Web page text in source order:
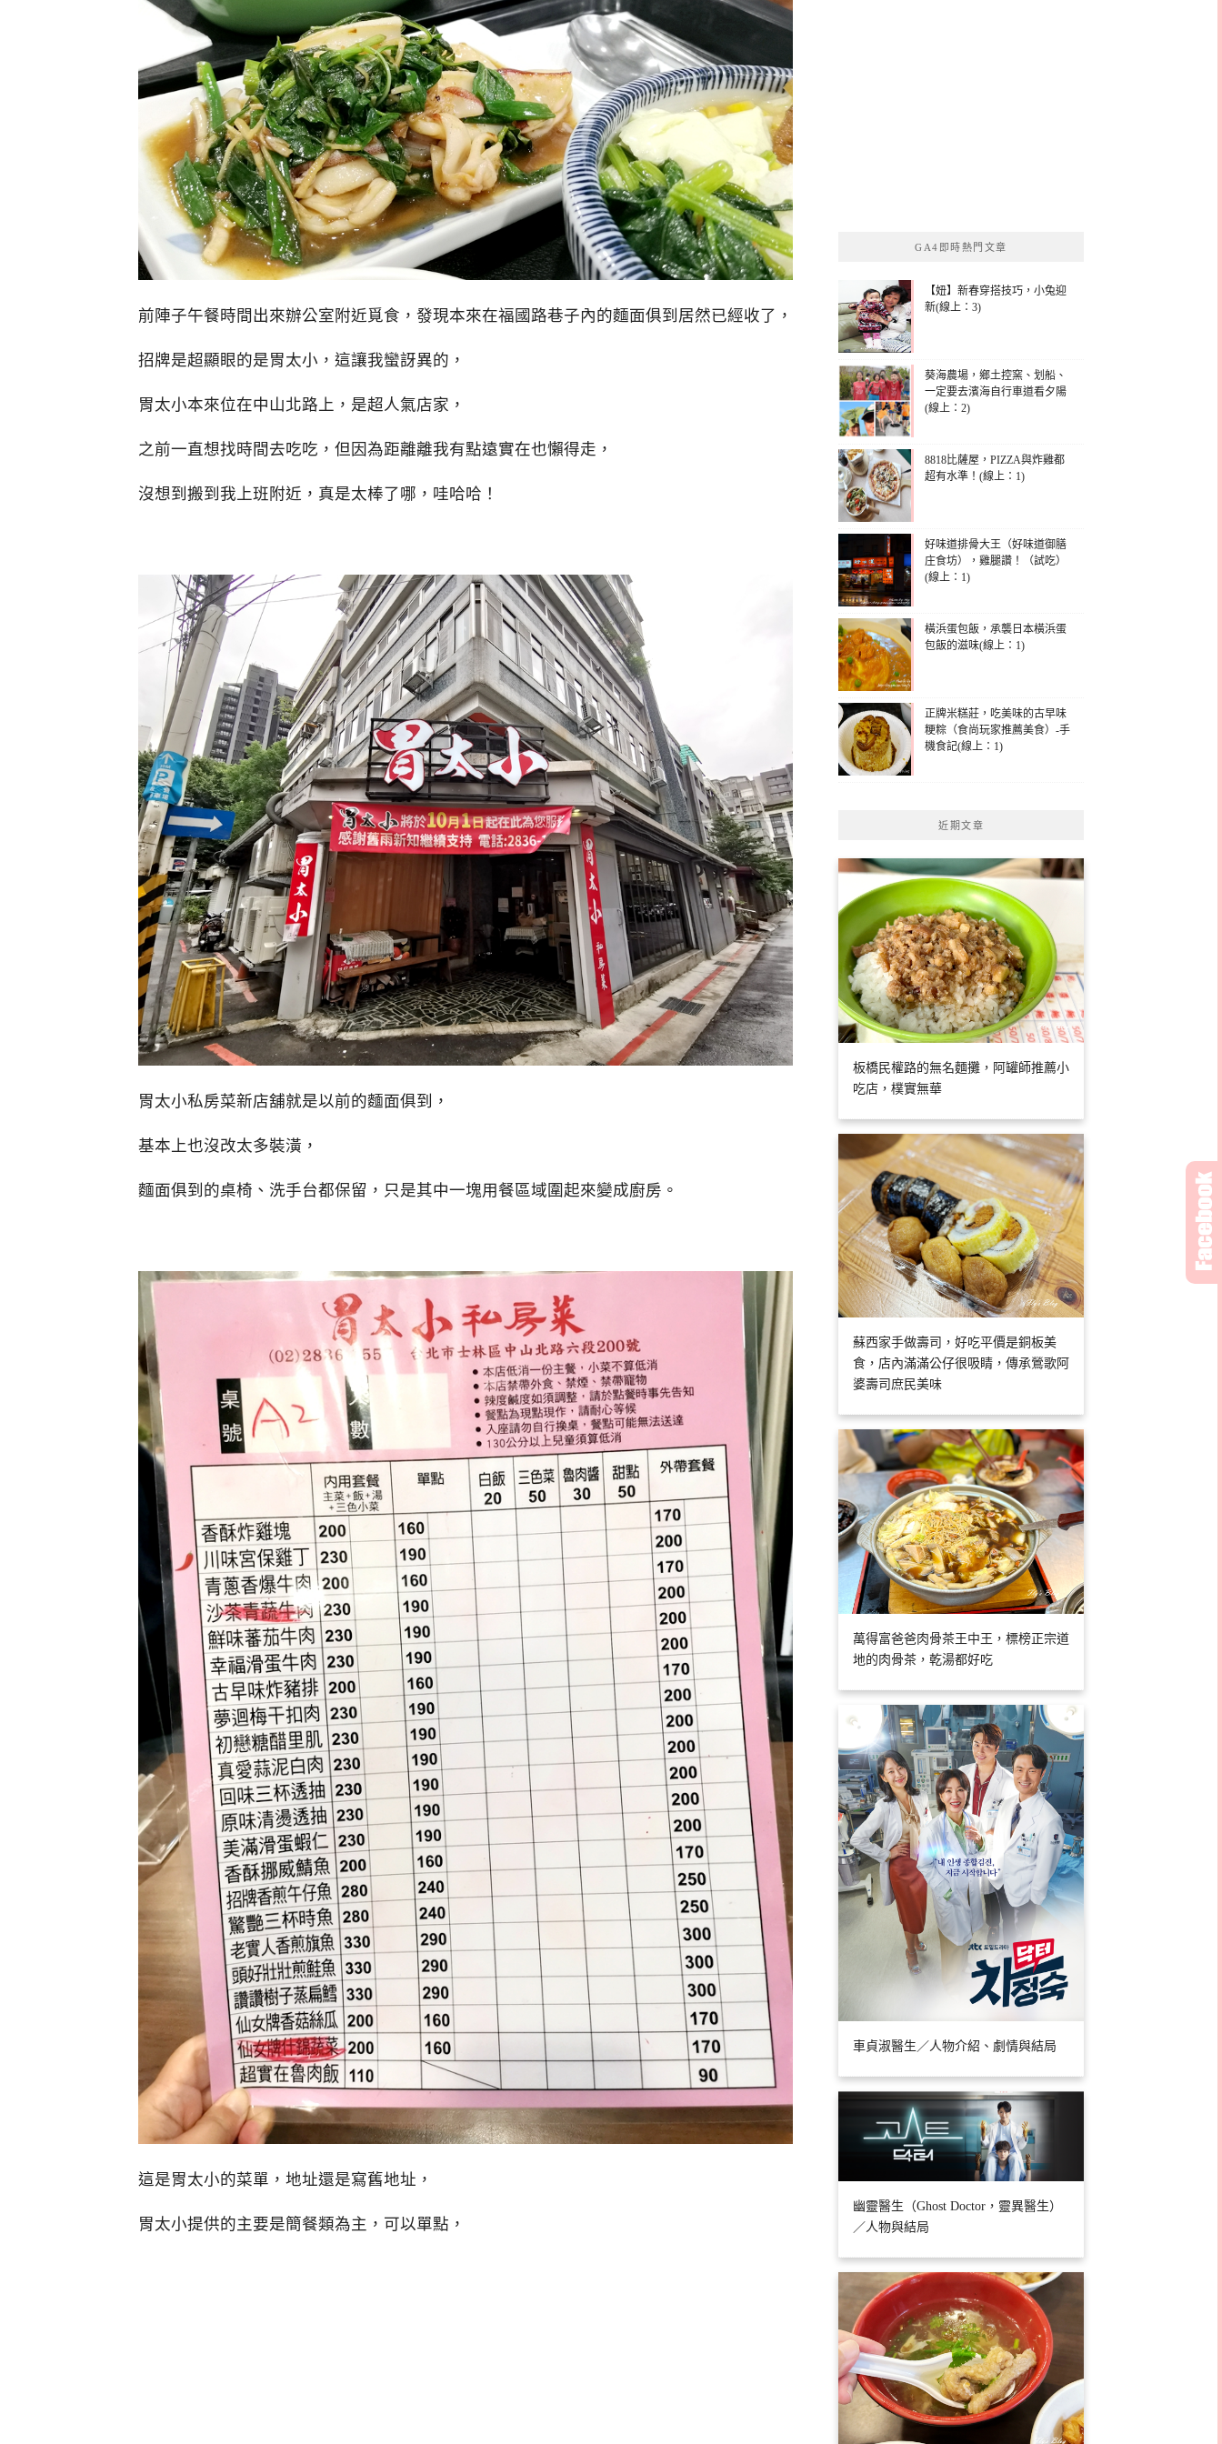
前陣子午餐時間出來辦公室附近覓食，發現本來在福國路巷子內的麵面俱到居然已經收了，
招牌是超顯眼的是胃太小，這讓我蠻訝異的，
胃太小本來位在中山北路上，是超人氣店家，
之前一直想找時間去吃吃，但因為距離離我有點遠實在也懶得走，
沒想到搬到我上班附近，真是太棒了哪，哇哈哈！
胃太小私房菜新店舖就是以前的麵面俱到，
基本上也沒改太多裝潢，
麵面俱到的桌椅、洗手台都保留，只是其中一塊用餐區域圍起來變成廚房。
這是胃太小的菜單，地址還是寫舊地址，
胃太小提供的主要是簡餐類為主，可以單點，
GA4即時熱門文章
【妞】新春穿搭技巧，小兔迎
新(線上：3)
葵海農場，鄉土控窯、划船、
一定要去濱海自行車道看夕陽
(線上：2)
8818比薩屋，PIZZA與炸雞都
超有水準！(線上：1)
好味道排骨大王（好味道御膳
庄食坊），雞腿讚！（試吃）
(線上：1)
橫浜蛋包飯，承襲日本橫浜蛋
包飯的滋味(線上：1)
正牌米糕莊，吃美味的古早味
粳粽（食尚玩家推薦美食）-手
機食記(線上：1)
近期文章
板橋民權路的無名麵攤，阿罐師推薦小
吃店，樸實無華
蘇西家手做壽司，好吃平價是銅板美
食，店內滿滿公仔很吸睛，傳承鶯歌阿
婆壽司庶民美味
萬得富爸爸肉骨茶王中王，標榜正宗道
地的肉骨茶，乾湯都好吃
車貞淑醫生／人物介紹、劇情與結局
幽靈醫生（Ghost Doctor，靈異醫生）
／人物與結局